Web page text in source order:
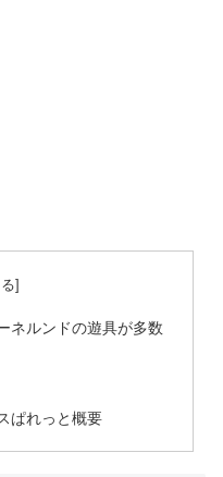
ネルンドの遊具が多数
ぱれっと概要